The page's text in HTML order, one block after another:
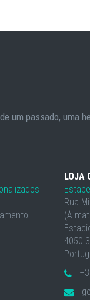
um passado, uma
LOJA
Rua
(À
4050-